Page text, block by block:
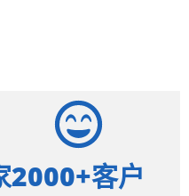
2000+客户